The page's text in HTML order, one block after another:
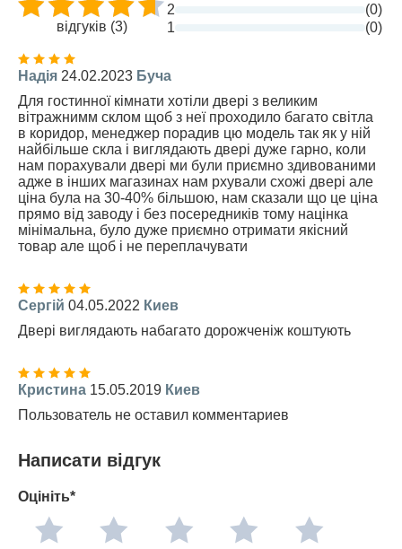
відгуків (3)
2
(0)
1
(0)
Надія 24.02.2023 Буча
Для гостинної кімнати хотіли двері з великим
вітражнимм склом щоб з неї проходило багато світла
в коридор, менеджер порадив цю модель так як у ній
найбільше скла і виглядають двері дуже гарно, коли
нам порахували двері ми були приємно здивованими
адже в інших магазинах нам рхували схожі двері але
ціна була на 30-40% більшою, нам сказали що це ціна
прямо від заводу і без посередників тому націнка
мінімальна, було дуже приємно отримати якісний
товар але щоб і не переплачувати
Сергій 04.05.2022 Киев
Двері виглядають набагато дорожченіж коштують
Кристина 15.05.2019 Киев
Пользователь не оставил комментариев
Написати відгук
Оцініть*